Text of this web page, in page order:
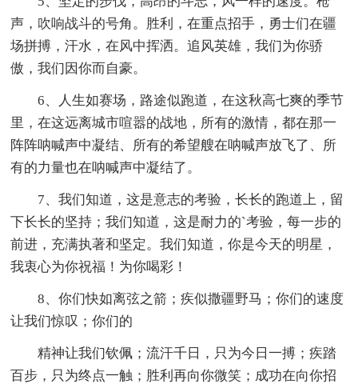
声，吹响战斗的号角。胜利，在重点招手，勇士们在疆
场拼搏，汗水，在风中挥洒。追风英雄，我们为你骄
傲，我们因你而自豪。
6、人生如赛场，路途似跑道，在这秋高七爽的季节
里，在这远离城市喧嚣的战地，所有的激情，都在那一
阵阵呐喊声中凝结、所有的希望艘在呐喊声放飞了、所
有的力量也在呐喊声中凝结了。
7、我们知道，这是意志的考验，长长的跑道上，留
下长长的坚持；我们知道，这是耐力的`考验，每一步的
前进，充满执著和坚定。我们知道，你是今天的明星，
我衷心为你祝福！为你喝彩！
8、你们快如离弦之箭；疾似撒疆野马；你们的速度
让我们惊叹；你们的
精神让我们钦佩；流汗千日，只为今日一搏；疾踏
百步，只为终点一触；胜利再向你微笑；成功在向你招